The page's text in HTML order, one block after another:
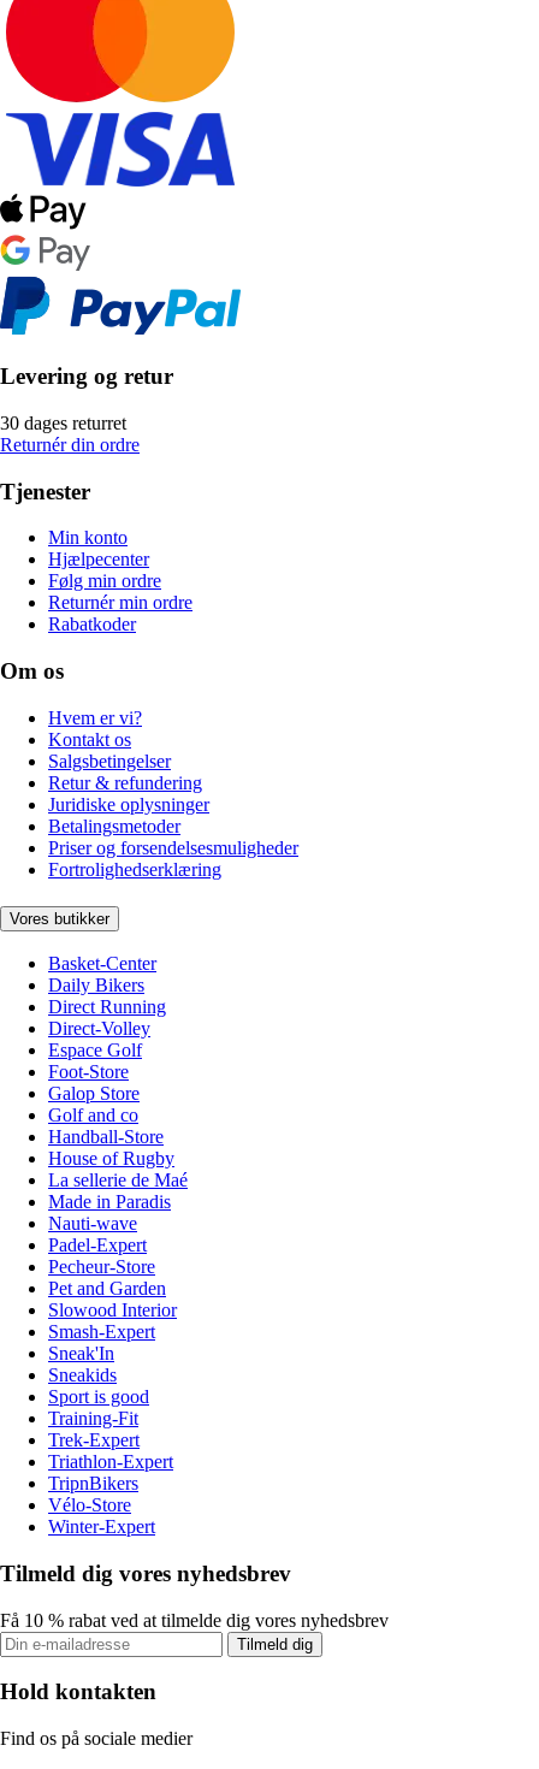
Levering og retur
30 dages returret
Returnér din ordre
Tjenester
Min konto
Hjælpecenter
Følg min ordre
Returnér min ordre
Rabatkoder
Om os
Hvem er vi?
Kontakt os
Salgsbetingelser
Retur & refundering
Juridiske oplysninger
Betalingsmetoder
Priser og forsendelsesmuligheder
Fortrolighedserklæring
Vores butikker
Basket-Center
Daily Bikers
Direct Running
Direct-Volley
Espace Golf
Foot-Store
Galop Store
Golf and co
Handball-Store
House of Rugby
La sellerie de Maé
Made in Paradis
Nauti-wave
Padel-Expert
Pecheur-Store
Pet and Garden
Slowood Interior
Smash-Expert
Sneak'In
Sneakids
Sport is good
Training-Fit
Trek-Expert
Triathlon-Expert
TripnBikers
Vélo-Store
Winter-Expert
Tilmeld dig vores nyhedsbrev
Få 10 % rabat ved at tilmelde dig vores nyhedsbrev
Tilmeld dig
Hold kontakten
Find os på sociale medier